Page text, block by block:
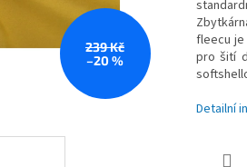
239 Kč
–20 %
fleecu
pro šití
Detailní